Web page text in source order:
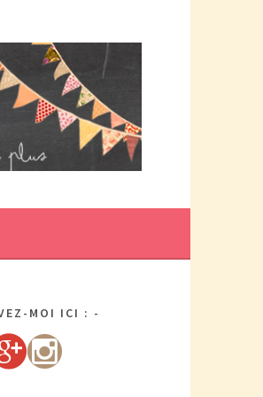
DEUX FOIS PLUS D'AMOUR.
MOI ICI :